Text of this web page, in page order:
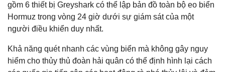
gồm 6 thiết bị Greyshark có thể lập bản đồ toàn bộ eo biển
Hormuz trong vòng 24 giờ dưới sự giám sát của một
người điều khiển duy nhất.
Khả năng quét nhanh các vùng biển mà không gây nguy
hiểm cho thủy thủ đoàn hải quân có thể định hình lại cách